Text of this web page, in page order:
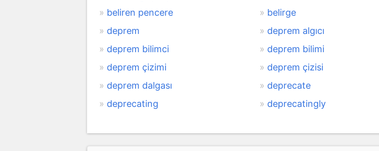
beliren pencere
belirge
deprem
deprem algıcı
deprem bilimci
deprem bilimi
deprem çizimi
deprem çizisi
deprem dalgası
deprecate
deprecating
deprecatingly